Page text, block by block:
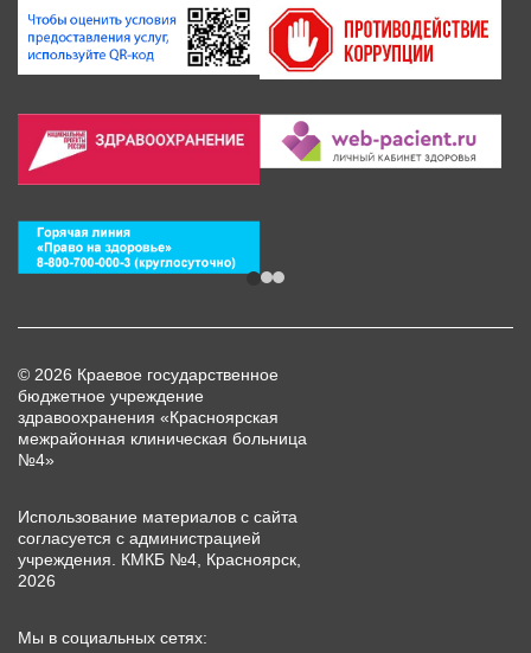
© 2026 Краевое государственное
бюджетное учреждение
здравоохранения «Красноярская
межрайонная клиническая больница
№4»
Использование материалов с сайта
согласуется с администрацией
учреждения. КМКБ №4, Красноярск,
2026
Мы в социальных сетях: